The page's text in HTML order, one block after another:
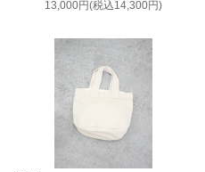
13,000円(税込14,300円)